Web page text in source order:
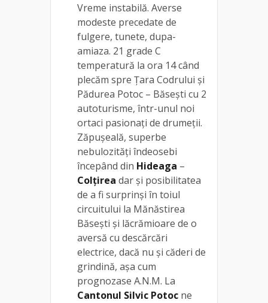
Vreme instabilă. Averse
modeste precedate de
fulgere, tunete, dupa-
amiaza. 21 grade C
temperatură la ora 14 când
plecăm spre Țara Codrului și
Pădurea Potoc – Băsești cu 2
autoturisme, într-unul noi
ortaci pasionați de drumeții.
Zăpușeală, superbe
nebulozități îndeosebi
începând din Hideaga –
Colțirea dar și posibilitatea
de a fi surprinși în toiul
circuitului la Mănăstirea
Băsești și lăcrămioare de o
aversă cu descărcări
electrice, dacă nu și căderi de
grindină, așa cum
prognozase A.N.M. La
Cantonul Silvic Potoc ne